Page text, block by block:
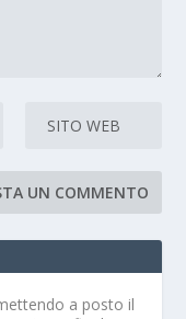
a posto il